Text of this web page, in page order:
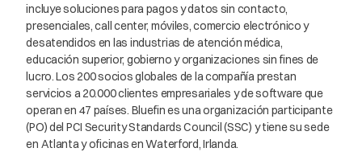
incluye soluciones para pagos y datos sin contacto,
presenciales, call center, móviles, comercio electrónico y
desatendidos en las industrias de atención médica,
educación superior, gobierno y organizaciones sin fines de
lucro. Los 200 socios globales de la compañía prestan
servicios a 20.000 clientes empresariales y de software que
operan en 47 países. Bluefin es una organización participante
(PO) del PCI Security Standards Council (SSC) y tiene su sede
en Atlanta y oficinas en Waterford, Irlanda.